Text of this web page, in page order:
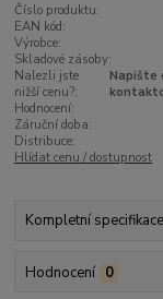
Číslo produktu:
EAN kód:
Výrobce:
Skladové zásoby:
Nalezli jste
nižší cenu?:
Napište
Hodnocení:
Záruční doba:
Distribuce:
Hlídat cenu / dostupnost
Kompletní specifikace
Hodnocení 0